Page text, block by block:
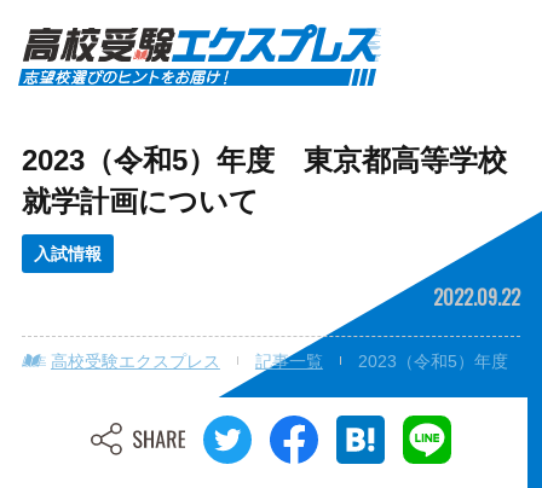
2023（令和5）年度 東京都高等学校
就学計画について
入試情報
2022.09.22
高校受験エクスプレス 記事一覧 2023（令和5）年度 東